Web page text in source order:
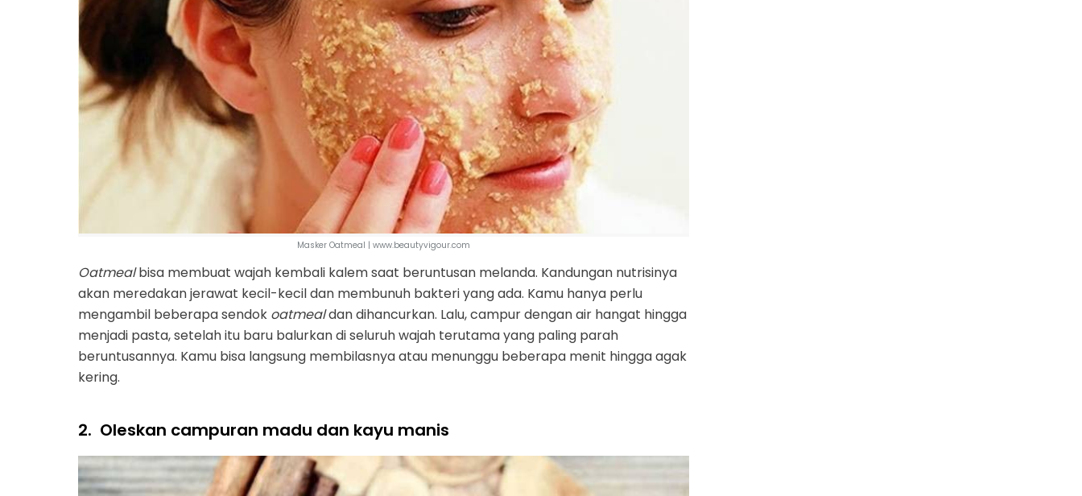
Masker Oatmeal | www.beautyvigour.com
Oatmealbisa membuat wajah kembali kalem saat beruntusan melanda. Kandungan nutrisinya
akan meredakan jerawat kecil-kecil dan membunuh bakteri yang ada. Kamu hanya perlu
mengambil beberapa sendok oatmealdan dihancurkan. Lalu, campur dengan air hangat hingga
menjadi pasta, setelah itu baru balurkan di seluruh wajah terutama yang paling parah
beruntusannya. Kamu bisa langsung membilasnya atau menunggu beberapa menit hingga agak
kering.
2. Oleskan campuran madu dan kayu manis